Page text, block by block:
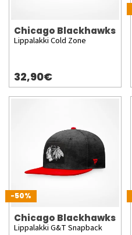
Chicago Blackhawks
Lippalakki Cold Zone
32,90€
-50%
Chicago Blackhawks
Lippalakki G&T Snapback